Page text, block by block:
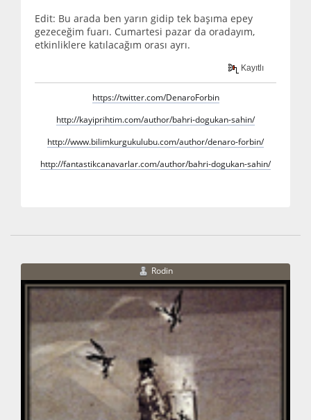
Edit: Bu arada ben yarın gidip tek başıma epey
gezeceğim fuarı. Cumartesi pazar da oradayım,
etkinliklere katılacağım orası ayrı.
Kayıtlı
https://twitter.com/DenaroForbin
http://kayiprihtim.com/author/bahri-dogukan-sahin/
http://www.bilimkurgukulubu.com/author/denaro-forbin/
http://fantastikcanavarlar.com/author/bahri-dogukan-sahin/
Rodin